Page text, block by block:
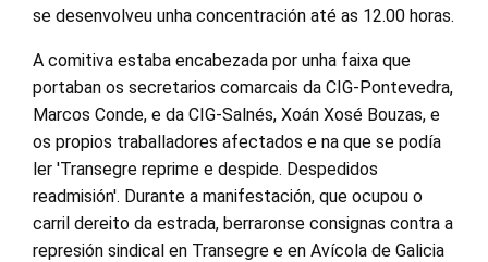
se desenvolveu unha concentración até as 12.00 horas.
A comitiva estaba encabezada por unha faixa que
portaban os secretarios comarcais da CIG-Pontevedra,
Marcos Conde, e da CIG-Salnés, Xoán Xosé Bouzas, e
os propios traballadores afectados e na que se podía
ler 'Transegre reprime e despide. Despedidos
readmisión'. Durante a manifestación, que ocupou o
carril dereito da estrada, berraronse consignas contra a
represión sindical en Transegre e en Avícola de Galicia